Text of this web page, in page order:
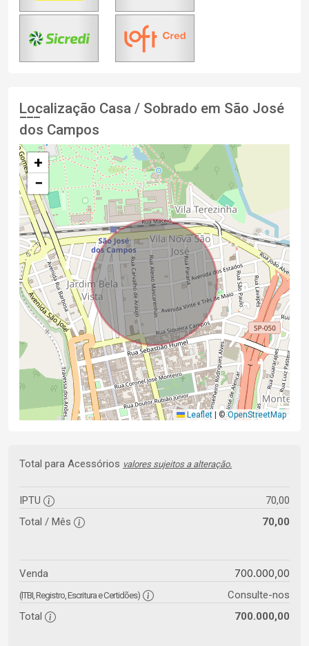
Localização Casa / Sobrado em São José
dos Campos
+
−
Leaflet ©OpenStreetMap
Total para Acessórios valores sujeitos a alteração.
IPTU
70,00
Total / Mês
70,00
Venda 700.000,00
(ITBI, Registro, Escritura e Certidões)
Consulte-nos
Total
700.000,00